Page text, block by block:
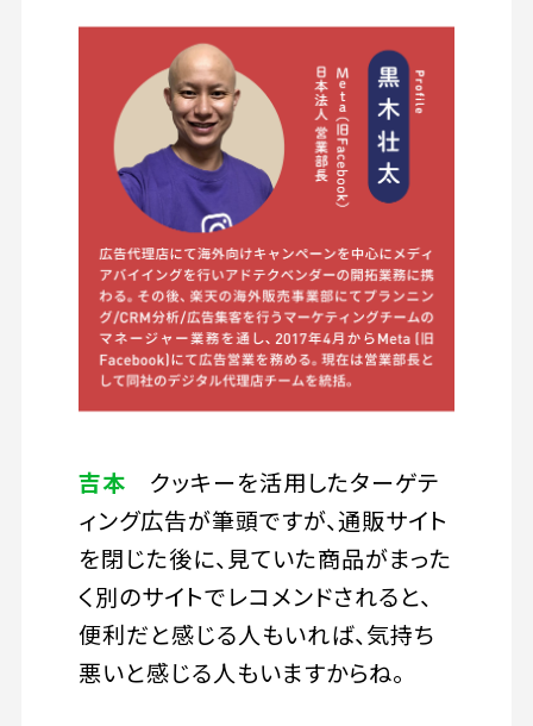
吉本 クッキーを活用したターゲテ
ィング広告が筆頭ですが、通販サイト
を閉じた後に、見ていた商品がまった
く別のサイトでレコメンドされると、
便利だと感じる人もいれば、気持ち
悪いと感じる人もいますからね。